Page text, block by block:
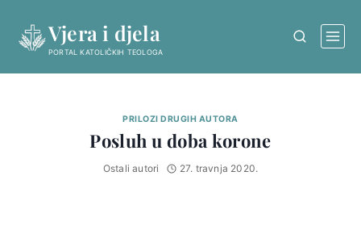
content
Vjera i djela
PORTAL KATOLIČKIH TEOLOGA
PRILOZI DRUGIH AUTORA
Posluh u doba korone
Ostali autori 27. travnja 2020.